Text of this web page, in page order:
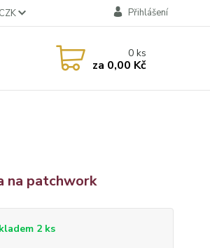
CZK Přihlášení
0ks
za 0,00 Kč
na patchwork
2 ks